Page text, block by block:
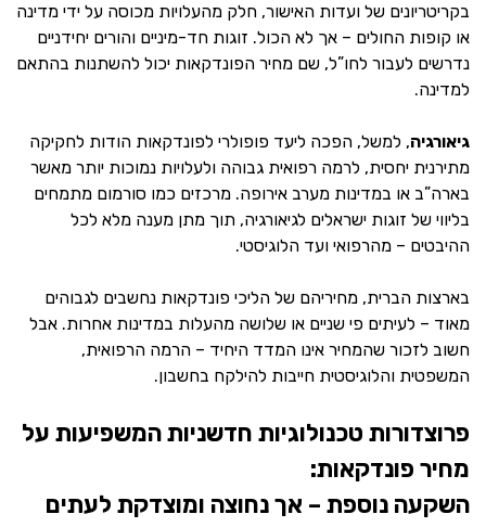
בקריטריונים של ועדות האישור, חלק מהעלויות מכוסה על ידי מדינה
או קופות החולים – אך לא הכול. זוגות חד-מיניים והורים יחידניים
נדרשים לעבור לחו”ל, שם מחיר הפונדקאות יכול להשתנות בהתאם
למדינה.
גיאורגיה, למשל, הפכה ליעד פופולרי לפונדקאות הודות לחקיקה
מתירנית יחסית, לרמה רפואית גבוהה ולעלויות נמוכות יותר מאשר
בארה”ב או במדינות מערב אירופה. מרכזים כמו סורמום מתמחים
בליווי של זוגות ישראלים לגיאורגיה, תוך מתן מענה מלא לכל
ההיבטים – מהרפואי ועד הלוגיסטי.
בארצות הברית, מחיריהם של הליכי פונדקאות נחשבים לגבוהים
מאוד – לעיתים פי שניים או שלושה מהעלות במדינות אחרות. אבל
חשוב לזכור שהמחיר אינו המדד היחיד – הרמה הרפואית,
המשפטית והלוגיסטית חייבות להילקח בחשבון.
פרוצדורות טכנולוגיות חדשניות המשפיעות על
מחיר פונדקאות:
השקעה נוספת – אך נחוצה ומוצדקת לעתים